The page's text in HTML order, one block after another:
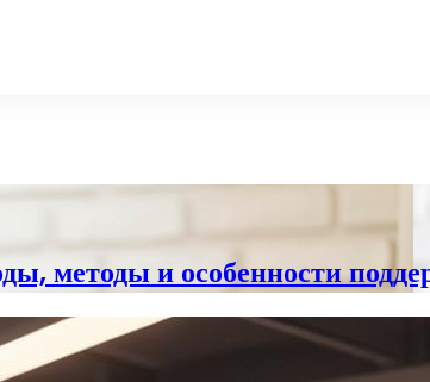
методы и особенности